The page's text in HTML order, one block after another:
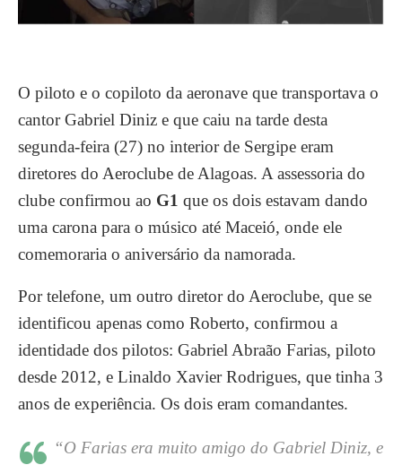
O piloto e o copiloto da aeronave que transportava o
cantor Gabriel Diniz e que caiu na tarde desta
segunda-feira (27) no interior de Sergipe eram
diretores do Aeroclube de Alagoas. A assessoria do
clube confirmou ao G1 que os dois estavam dando
uma carona para o músico até Maceió, onde ele
comemoraria o aniversário da namorada.
Por telefone, um outro diretor do Aeroclube, que se
identificou apenas como Roberto, confirmou a
identidade dos pilotos: Gabriel Abraão Farias, piloto
desde 2012, e Linaldo Xavier Rodrigues, que tinha 3
anos de experiência. Os dois eram comandantes.
“O Farias era muito amigo do Gabriel Diniz, e